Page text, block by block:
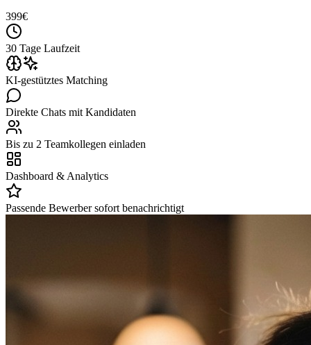
399€
30 Tage Laufzeit
KI-gestütztes Matching
Direkte Chats mit Kandidaten
Bis zu 2 Teamkollegen einladen
Dashboard & Analytics
Passende Bewerber sofort benachrichtigt